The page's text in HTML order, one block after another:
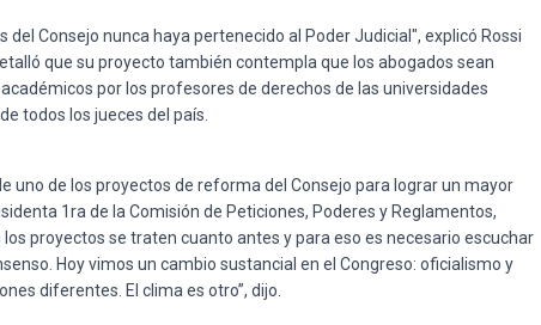
Consejo nunca haya pertenecido al Poder Judicial", explicó Rossi
que su proyecto también contempla que los abogados sean
por los profesores de derechos de las universidades
todos los jueces del país.
uno de los proyectos de reforma del Consejo para lograr un mayor
1ra de la Comisión de Peticiones, Poderes y Reglamentos,
proyectos se traten cuanto antes y para eso es necesario escuchar
Hoy vimos un cambio sustancial en el Congreso: oficialismo y
diferentes. El clima es otro”, dijo.